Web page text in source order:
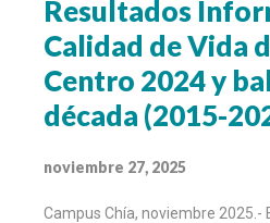
Resultados
Calidad de Vida
Centro 2024 y
década (2015-
noviembre 27, 2025
Campus Chía, noviembre 2025.-